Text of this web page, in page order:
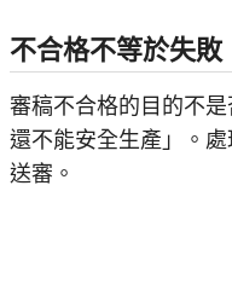
不合格不等於失敗
審稿不合格的目的不
還不能安全生產」。
送審。